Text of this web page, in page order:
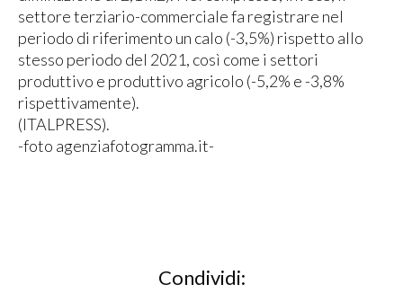
settore terziario-commerciale fa registrare nel
periodo di riferimento un calo (-3,5%) rispetto allo
stesso periodo del 2021, così come i settori
produttivo e produttivo agricolo (-5,2% e -3,8%
rispettivamente).
(ITALPRESS).
-foto agenziafotogramma.it-
Condividi: